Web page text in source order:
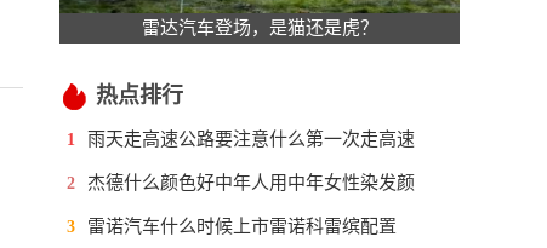
雷达汽车登场，是猫还是虎？
热点排行
1 雨天走高速公路要注意什么第一次走高速
2 杰德什么颜色好中年人用中年女性染发颜
3 雷诺汽车什么时候上市雷诺科雷缤配置